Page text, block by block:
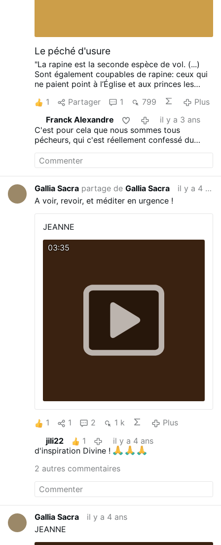
Le péché d'usure
"La rapine est la seconde espèce de vol. (...)
Sont également coupables de rapine: ceux qui
ne paient point à l’Église et aux princes les
est dû, ou bien qui le détournent à leur profit:
qui pillent le pauvre peuple, et l’écrasent de
leurs intérêts exorbitants. L’usure est tout ce
qui se perçoit au delà de ce qui a été prêté,
soit argent, soit autre chose qui puisse
s’acheter et s’estimer à prix d’argent. — II est
ni usure ni rien au delà de votre prêt. » Et
Notre-Seigneur nous dit dans Saint Luc : «
Prêtez sans rien espérer de là. » Ce crime fut
toujours très grave et très odieux, même chez
les païens. De là cette maxime: Qu’est-ce que
prêter à usure ? Qu’est-ce que tuer un homme ?
pour marquer qu’à leurs yeux, il n’y avait pas de
différence. En effet, prêter à usure, n’est-ce
1 Partager 1 799
Plus
Franck Alexandre
il y a 3 ans
C'est pour cela que nous sommes tous
pécheurs, qui c'est réellement confessé du
usurié le plus lourd d'europe ,elle-même
usurière ? Merci pour cette article
Gallia Sacra partage deGallia Sacra
il y a 4 ans
A voir, revoir, et méditer en urgence !
JEANNE
03:35
1 1 2 1 k
Plus
jili22
1
il y a 4 ans
d'inspiration Divine !
2 autres commentaires
Gallia Sacra
il y a 4 ans
JEANNE